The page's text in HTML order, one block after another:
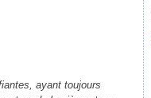
ayant toujours